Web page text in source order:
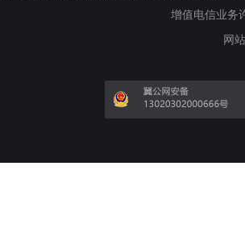
增值电信业务
网